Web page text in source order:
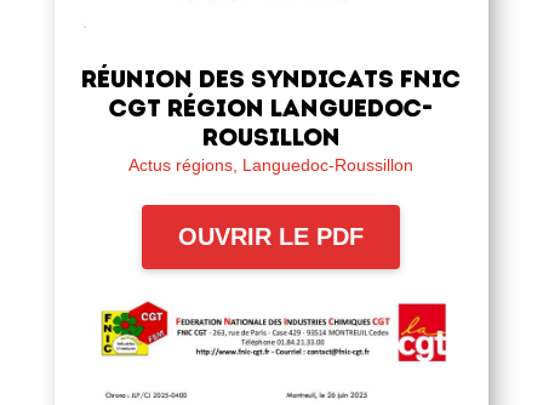
RÉUNION DES SYNDICATS FNIC
CGT RÉGION LANGUEDOC-
ROUSILLON
Actus régions Languedoc-Roussillon
OUVRIR LE PDF